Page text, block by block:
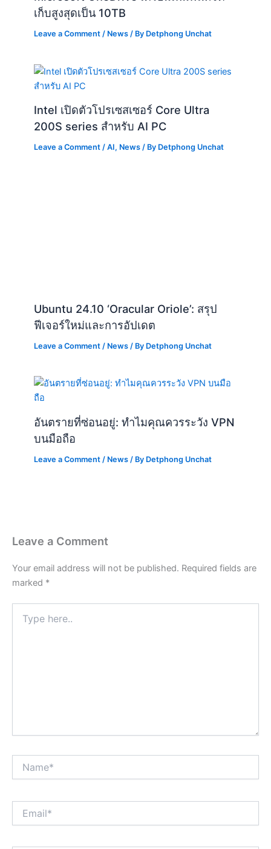
เก็บสูงสุดเป็น 10TB
Leave a Comment / News / By Detphong Unchat
Intel เปิดตัวโปรเซสเซอร์ Core Ultra
200S series สำหรับ AI PC
Leave a Comment /AI, News / By Detphong Unchat
Ubuntu 24.10 ‘Oracular Oriole’: สรุป
ฟีเจอร์ใหม่และการอัปเดต
Leave a Comment / News / By Detphong Unchat
อันตรายที่ซ่อนอยู่: ทำไมคุณควรระวัง VPN
บนมือถือ
Leave a Comment / News / By Detphong Unchat
Leave a Comment
Your email address will not be published. Required fields are
marked *
here..